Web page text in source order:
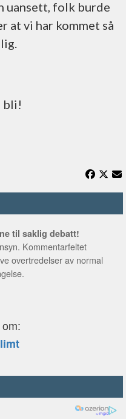
uansett, folk burde
at vi har kommet så
bli!
til saklig debatt!
Kommentarfeltet
overtredelser av normal